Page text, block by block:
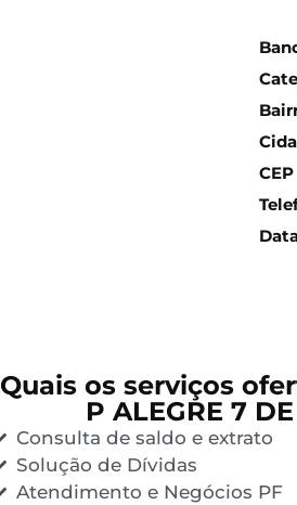
CEP
Quais os serviços
P ALEGRE 7
Consulta de saldo e extrato
Solução de Dívidas
Atendimento e Negócios PF